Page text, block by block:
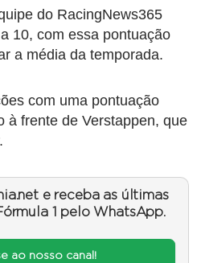
do RacingNews365
10, com essa pontuação
a média da temporada.
com uma pontuação
à frente de Verstappen, que
e receba as últimas
1 pelo WhatsApp.
ao nosso canal!